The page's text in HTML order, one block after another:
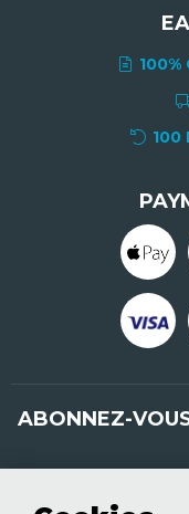
100%
100
ABONNEZ-